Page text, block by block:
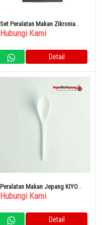
Set Peralatan Makan Zikronia
Hitam
Hubungi Kami
Detail
Peralatan Makan Jepang KIYO
Dessert Spoon White
Hubungi Kami
Detail